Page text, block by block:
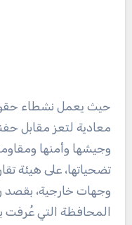
حيث يعمل نشطاء
معادية لتعز مقابل
وجيشها وأمنها
تضحياتها، على هيئة
وجهات خارجية،
المحافظة التي عُرفت